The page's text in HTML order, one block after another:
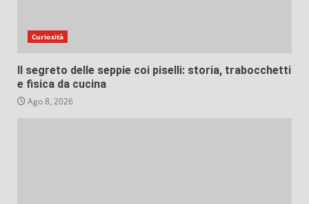
Curiosità
Il segreto delle seppie coi piselli: storia, trabocchetti
e fisica da cucina
Ago 8, 2026